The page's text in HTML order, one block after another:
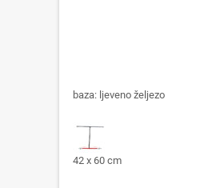
baza: ljeveno željezo
42 x 60 cm